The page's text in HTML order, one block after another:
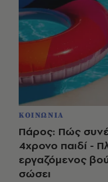
ΚΟΙΝΩΝΙΑ
Πάρος: Πώς
4χρονο παιδί -
εργαζόμενος
σώσει